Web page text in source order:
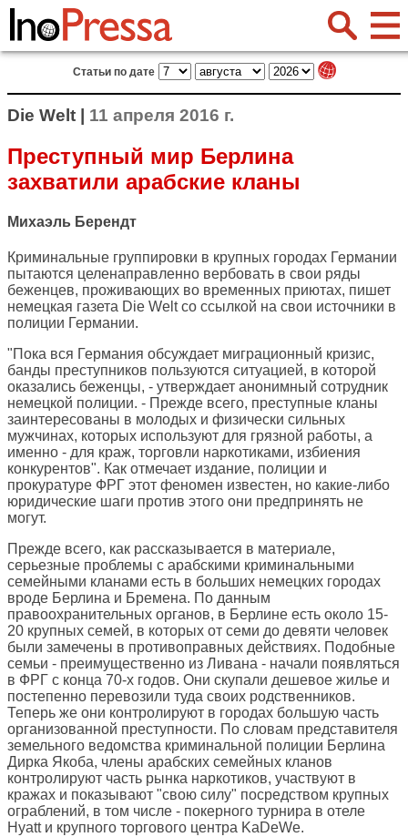
Статьи по дате
Die Welt | 11 апреля 2016 г.
Преступный мир Берлина
захватили арабские кланы
Михаэль Берендт
Криминальные группировки в крупных городах Германии
пытаются целенаправленно вербовать в свои ряды
беженцев, проживающих во временных приютах, пишет
немецкая газета Die Weltсо ссылкой на свои источники в
полиции Германии.
"Пока вся Германия обсуждает миграционный кризис,
банды преступников пользуются ситуацией, в которой
оказались беженцы, - утверждает анонимный сотрудник
немецкой полиции. - Прежде всего, преступные кланы
заинтересованы в молодых и физически сильных
мужчинах, которых используют для грязной работы, а
именно - для краж, торговли наркотиками, избиения
конкурентов". Как отмечает издание, полиции и
прокуратуре ФРГ этот феномен известен, но какие-либо
юридические шаги против этого они предпринять не
могут.
Прежде всего, как рассказывается в материале,
серьезные проблемы с арабскими криминальными
семейными кланами есть в больших немецких городах
вроде Берлина и Бремена. По данным
правоохранительных органов, в Берлине есть около 15-
20 крупных семей, в которых от семи до девяти человек
были замечены в противоправных действиях. Подобные
семьи - преимущественно из Ливана - начали появляться
в ФРГ с конца 70-х годов. Они скупали дешевое жилье и
постепенно перевозили туда своих родственников.
Теперь же они контролируют в городах большую часть
организованной преступности. По словам представителя
земельного ведомства криминальной полиции Берлина
Дирка Якоба, члены арабских семейных кланов
контролируют часть рынка наркотиков, участвуют в
кражах и показывают "свою силу" посредством крупных
ограблений, в том числе - покерного турнира в отеле
Hyatt и крупного торгового центра KaDeWe.